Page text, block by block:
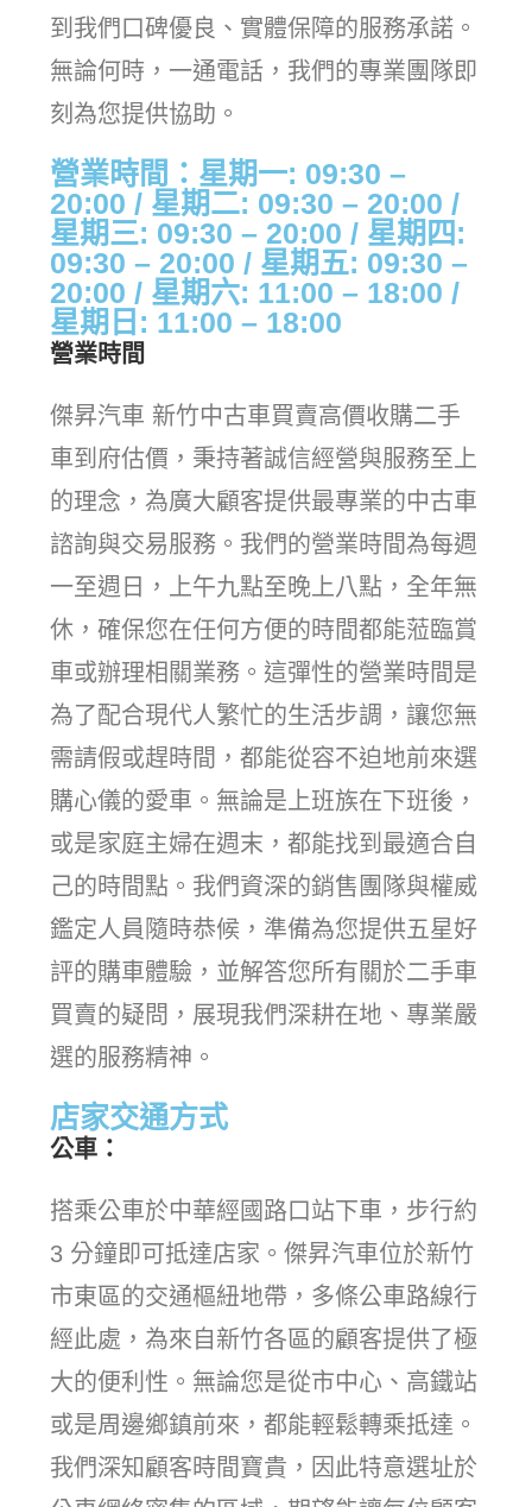
到我們口碑優良、實體保障的服務承諾。
無論何時，一通電話，我們的專業團隊即
刻為您提供協助。
營業時間：星期一: 09:30 –
20:00 / 星期二: 09:30 – 20:00 /
星期三: 09:30 – 20:00 / 星期四:
09:30 – 20:00 / 星期五: 09:30 –
20:00 / 星期六: 11:00 – 18:00 /
星期日: 11:00 – 18:00
營業時間
傑昇汽車 新竹中古車買賣高價收購二手
車到府估價，秉持著誠信經營與服務至上
的理念，為廣大顧客提供最專業的中古車
諮詢與交易服務。我們的營業時間為每週
一至週日，上午九點至晚上八點，全年無
休，確保您在任何方便的時間都能蒞臨賞
車或辦理相關業務。這彈性的營業時間是
為了配合現代人繁忙的生活步調，讓您無
需請假或趕時間，都能從容不迫地前來選
購心儀的愛車。無論是上班族在下班後，
或是家庭主婦在週末，都能找到最適合自
己的時間點。我們資深的銷售團隊與權威
鑑定人員隨時恭候，準備為您提供五星好
評的購車體驗，並解答您所有關於二手車
買賣的疑問，展現我們深耕在地、專業嚴
選的服務精神。
店家交通方式
公車：
搭乘公車於中華經國路口站下車，步行約
3 分鐘即可抵達店家。傑昇汽車位於新竹
市東區的交通樞紐地帶，多條公車路線行
經此處，為來自新竹各區的顧客提供了極
大的便利性。無論您是從市中心、高鐵站
或是周邊鄉鎮前來，都能輕鬆轉乘抵達。
我們深知顧客時間寶貴，因此特意選址於